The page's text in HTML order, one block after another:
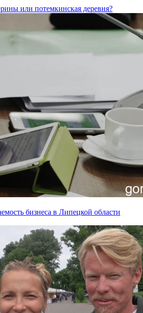
или потемкинская деревня?
бизнеса в Липецкой области